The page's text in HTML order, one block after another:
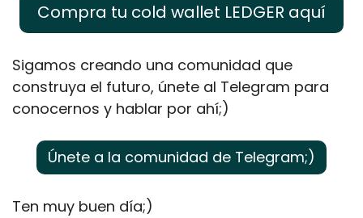
Compra tu cold wallet LEDGER aquí
Sigamos creando una comunidad que
construya el futuro, únete al Telegram para
conocernos y hablar por ahí;)
Únete a la comunidad de Telegram;)
Ten muy buen día;)